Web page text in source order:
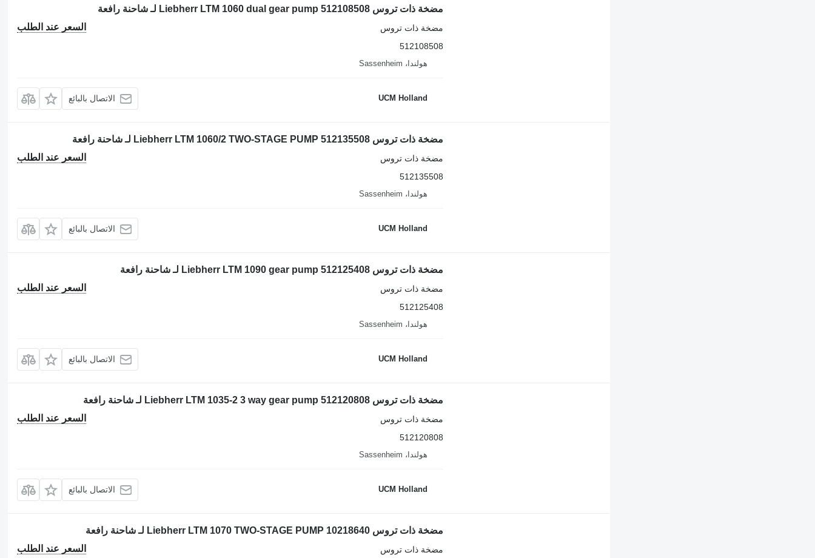
مضخة ذات تروس Liebherr LTM 1060 dual gear pump 512108508 لـ شاحنة رافعة
السعر عند الطلب
مضخة ذات تروس
512108508
هولندا، Sassenheim
UCM Holland الاتصال بالبائع
مضخة ذات تروس Liebherr LTM 1060/2 TWO-STAGE PUMP 512135508 لـ شاحنة رافعة
السعر عند الطلب
مضخة ذات تروس
512135508
هولندا، Sassenheim
UCM Holland الاتصال بالبائع
مضخة ذات تروس Liebherr LTM 1090 gear pump 512125408 لـ شاحنة رافعة
السعر عند الطلب
مضخة ذات تروس
512125408
هولندا، Sassenheim
UCM Holland الاتصال بالبائع
مضخة ذات تروس Liebherr LTM 1035-2 3 way gear pump 512120808 لـ شاحنة رافعة
السعر عند الطلب
مضخة ذات تروس
512120808
هولندا، Sassenheim
UCM Holland الاتصال بالبائع
مضخة ذات تروس Liebherr LTM 1070 TWO-STAGE PUMP 10218640 لـ شاحنة رافعة
السعر عند الطلب
مضخة ذات تروس